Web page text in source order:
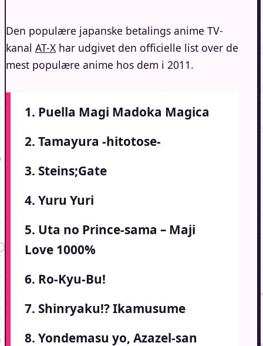
Den populære japanske betalings anime TV-
kanal AT-X har udgivet den officielle list over de
mest populære anime hos dem i 2011.
1. Puella Magi Madoka Magica
2. Tamayura -hitotose-
3. Steins;Gate
4. Yuru Yuri
5. Uta no Prince-sama – Maji
Love 1000%
6. Ro-Kyu-Bu!
7. Shinryaku!? Ikamusume
8. Yondemasu yo, Azazel-san